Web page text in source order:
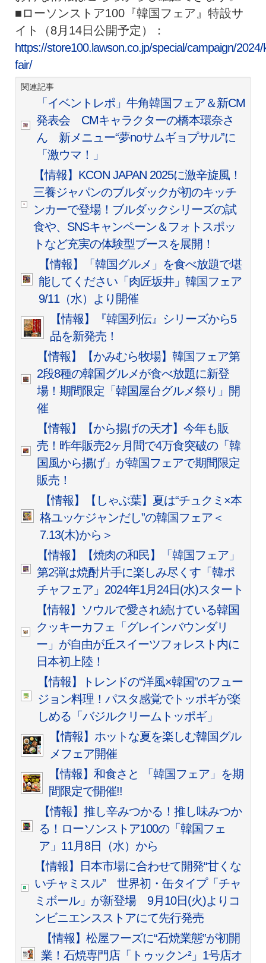
■ローソンストア100『韓国フェア』特設サ
イト（8月14日公開予定）：
https://store100.lawson.co.jp/special/campaign/
fair/
関連記事
「イベントレポ」牛角韓国フェア＆新CM
発表会 CMキャラクターの橋本環奈さ
ん 新メニュー“夢noサムギョプサル”に
「激ウマ！」
【情報】KCON JAPAN 2025に激辛旋風！
三養ジャパンのブルダックが初のキッチ
ンカーで登場！ブルダックシリーズの試
食や、SNSキャンペーン＆フォトスポッ
トなど充実の体験型ブースを展開！
【情報】「韓国グルメ」を食べ放題で堪
能してください「肉匠坂井」韓国フェア
9/11（水）より開催
【情報】『韓国列伝』シリーズから5
品を新発売！
【情報】【かみむら牧場】韓国フェア第
2段8種の韓国グルメが食べ放題に新登
場！期間限定「韓国屋台グルメ祭り」開
催
【情報】【から揚げの天才】今年も販
売！昨年販売2ヶ月間で4万食突破の「韓
国風から揚げ」が韓国フェアで期間限定
販売！
【情報】【しゃぶ葉】夏は“チュクミ×本
格ユッケジャンだし”の韓国フェア＜
7.13(木)から＞
【情報】【焼肉の和民】「韓国フェア」
第2弾は焼酎片手に楽しみ尽くす「韓ポ
チャフェア」 2024年1月24日(水)スタート
【情報】ソウルで愛され続けている韓国
クッキーカフェ「グレインバウンダリ
ー」が自由が丘スイーツフォレスト内に
日本初上陸！
【情報】トレンドの“洋風×韓国”のフュー
ジョン料理！パスタ感覚でトッポギが楽
しめる「バジルクリームトッポギ」
【情報】ホットな夏を楽しむ韓国グル
メフェア開催
【情報】和食さと 「韓国フェア」を期
間限定で開催!!
【情報】推し辛みつかる！推し味みつか
る！ローソンストア100の「韓国フェ
ア」11月8日（水）から
【情報】日本市場に合わせて開発“甘くな
いチャミスル” 世界初・缶タイプ「チャ
ミボール」が新登場 9月10日(火)よりコ
ンビニエンスストアにて先行発売
【情報】松屋フーズに“石焼業態”が初開
業！石焼専門店「トゥックン²」1号店オ